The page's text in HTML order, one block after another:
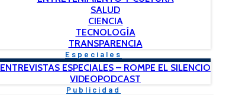
SALUD
CIENCIA
TECNOLOGÍA
TRANSPARENCIA
Especiales
ENTREVISTAS ESPECIALES – ROMPE EL SILENCIO
VIDEOPODCAST
Publicidad